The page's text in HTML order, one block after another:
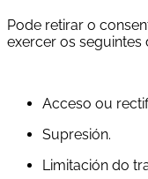
Pode retirar o
exercer os seguintes
Acceso ou
Supresión.
Limitación do